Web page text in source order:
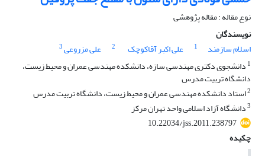
نوع مقاله : مقاله پژوهشی
نویسندگان
اسلام سازمند
1 علی اکبر آقاکوچک 2 علی مزروعی3
1 دانشجوی دکتری مهندسی سازه، دانشکده مهندسی عمران و محیط زیست،
دانشگاه تربیت مدرس
2استاد دانشکده مهندسی عمران و محیط زیست، دانشگاه تربیت مدرس
3دانشگاه آزاد اسلامی واحد تهران مرکز
10.22034/jss.2011.238797
چکیده